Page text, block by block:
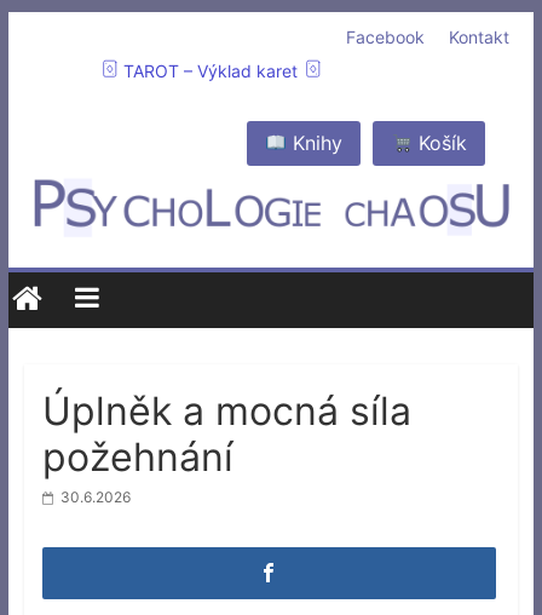
Kontakt
Facebook
TAROT – Výklad karet
Košík
Knihy
Úplněk a mocná síla
požehnání
30.6.2026